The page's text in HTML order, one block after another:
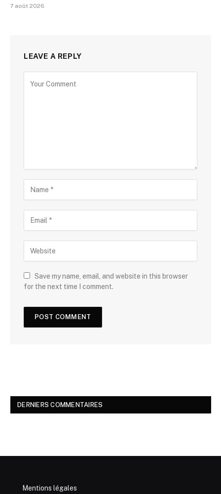
7 août 2026
LEAVE A REPLY
Save my name, email, and website in this browser
for the next time I comment.
DERNIERS COMMENTAIRES
Mentions légales